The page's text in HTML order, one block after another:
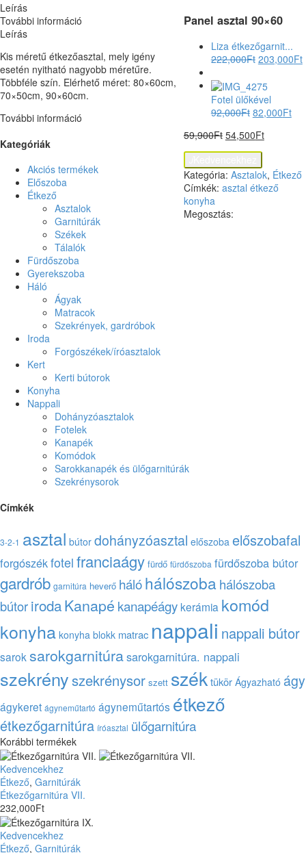
Panel asztal 90×60
Liza étkezőgarnit...
222,000Ft 203,000Ft
Fotel ülőkével
92,000Ft 82,000Ft
59,900Ft 54,500Ft
Kategória: Asztalok, Étkező
Címkék: asztal étkező
konyha
Megosztás:
Leírás
További információ
Leírás
Kis méretű étkezőasztal, mely igény
esetén nyitható nagyobb méretűre.
Többféle szín. Elérhető méret: 80×60cm,
70×50cm, 90×60cm.
További információ
Kategóriák
Akciós termékek
Előszoba
Étkező
Asztalok
Garnitúrák
Székek
Tálalók
Fürdőszoba
Gyerekszoba
Háló
Ágyak
Matracok
Szekrények, gardróbok
Iroda
Forgószékek/íróasztalok
Kert
Kerti bútorok
Konyha
Nappali
Dohányzóasztalok
Fotelek
Kanapék
Komódok
Sarokkanapék és ülőgarnitúrák
Szekrénysorok
Címkék
3-2-1 asztal bútor dohányzóasztal előszoba előszobafal
forgószékfotel franciaágy fürdő fürdőszoba fürdőszoba bútor
gardrób garnitúra heverő hálóhálószoba hálószoba
bútorirodaKanapé kanapéágy kerámia komód
konyha konyha blokk matrac nappali nappali bútor
sarok sarokgarnitúrasarokgarnitúra. nappali
szekrényszekrénysor szett széktükör Ágyazható ágy
ágykeret ágyneműtartó ágyneműtartós étkező
étkezőgarnitúra íróasztal ülőgarnitúra
Korábbi termékek
Étkezőgarnitúra
VII.
Kedvencekhez
Étkező, Garnitúrák
Étkezőgarnitúra VII.
232,000Ft
Étkezőgarnitúra
IX.
Kedvencekhez
Étkező, Garnitúrák